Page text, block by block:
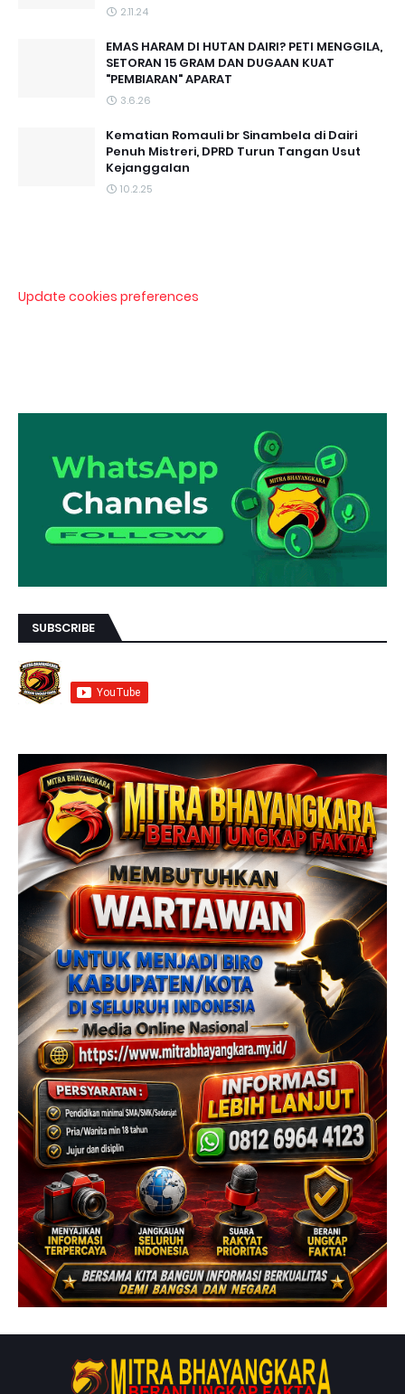
2.11.24
EMAS HARAM DI HUTAN DAIRI? PETI MENGGILA,
SETORAN 15 GRAM DAN DUGAAN KUAT
"PEMBIARAN" APARAT
3.6.26
Kematian Romauli br Sinambela di Dairi
Penuh Mistreri, DPRD Turun Tangan Usut
Kejanggalan
10.2.25
Update cookies preferences
SUBSCRIBE